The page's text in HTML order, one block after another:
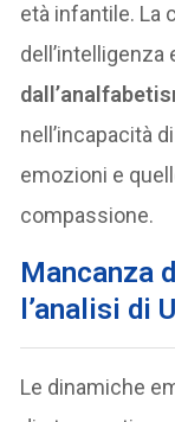
età infantile. La
nell’incapacità
emozioni e
compassione.
Mancanza
l’analisi di
Le dinamiche